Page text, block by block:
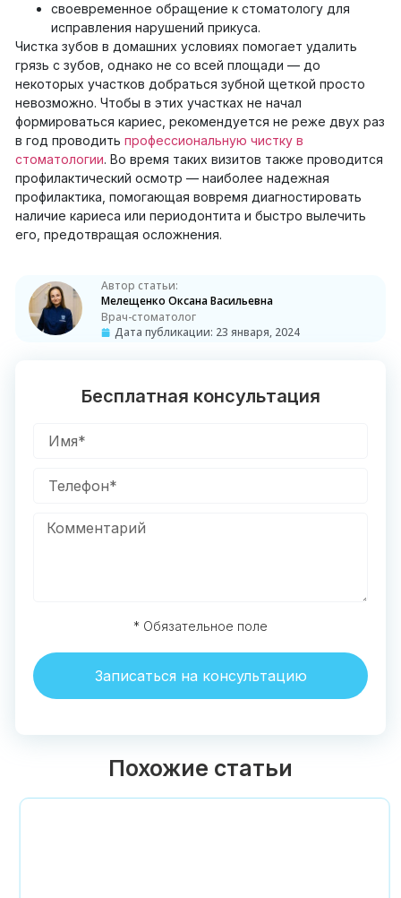
своевременное обращение к стоматологу для
исправления нарушений прикуса.
Чистка зубов в домашних условиях помогает удалить
грязь с зубов, однако не со всей площади — до
некоторых участков добраться зубной щеткой просто
невозможно. Чтобы в этих участках не начал
формироваться кариес, рекомендуется не реже двух раз
в год проводить профессиональную чистку в
стоматологии. Во время таких визитов также проводится
профилактический осмотр — наиболее надежная
профилактика, помогающая вовремя диагностировать
наличие кариеса или периодонтита и быстро вылечить
его, предотвращая осложнения.
Автор статьи:
Мелещенко Оксана Васильевна
Врач-стоматолог
Дата публикации: 23 января, 2024
Бесплатная консультация
* Обязательное поле
Записаться на консультацию
Похожие статьи